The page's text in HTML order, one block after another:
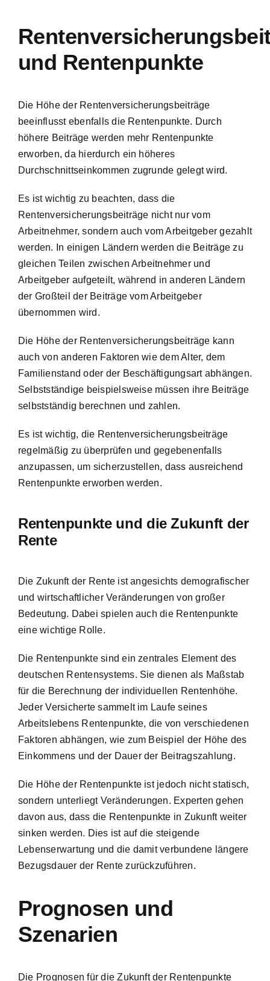
und Rentenpunkte
Die Höhe der Rentenversicherungsbeiträge
beeinflusst ebenfalls die Rentenpunkte. Durch
höhere Beiträge werden mehr Rentenpunkte
erworben, da hierdurch ein höheres
Durchschnittseinkommen zugrunde gelegt wird.
Es ist wichtig zu beachten, dass die
Rentenversicherungsbeiträge nicht nur vom
Arbeitnehmer, sondern auch vom Arbeitgeber gezahlt
werden. In einigen Ländern werden die Beiträge zu
gleichen Teilen zwischen Arbeitnehmer und
Arbeitgeber aufgeteilt, während in anderen Ländern
der Großteil der Beiträge vom Arbeitgeber
übernommen wird.
Die Höhe der Rentenversicherungsbeiträge kann
auch von anderen Faktoren wie dem Alter, dem
Familienstand oder der Beschäftigungsart abhängen.
Selbstständige beispielsweise müssen ihre Beiträge
selbstständig berechnen und zahlen.
Es ist wichtig, die Rentenversicherungsbeiträge
regelmäßig zu überprüfen und gegebenenfalls
anzupassen, um sicherzustellen, dass ausreichend
Rentenpunkte erworben werden.
Rentenpunkte und die Zukunft der
Rente
Die Zukunft der Rente ist angesichts demografischer
und wirtschaftlicher Veränderungen von großer
Bedeutung. Dabei spielen auch die Rentenpunkte
eine wichtige Rolle.
Die Rentenpunkte sind ein zentrales Element des
deutschen Rentensystems. Sie dienen als Maßstab
für die Berechnung der individuellen Rentenhöhe.
Jeder Versicherte sammelt im Laufe seines
Arbeitslebens Rentenpunkte, die von verschiedenen
Faktoren abhängen, wie zum Beispiel der Höhe des
Einkommens und der Dauer der Beitragszahlung.
Die Höhe der Rentenpunkte ist jedoch nicht statisch,
sondern unterliegt Veränderungen. Experten gehen
davon aus, dass die Rentenpunkte in Zukunft weiter
sinken werden. Dies ist auf die steigende
Lebenserwartung und die damit verbundene längere
Bezugsdauer der Rente zurückzuführen.
Prognosen und
Szenarien
Die Prognosen für die Zukunft der Rentenpunkte